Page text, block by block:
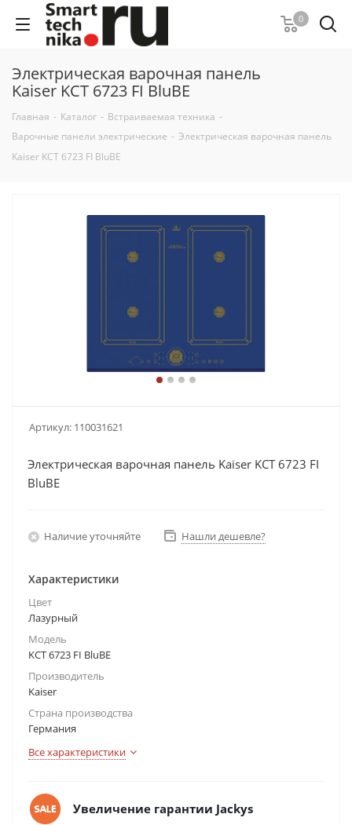
0
Электрическая варочная панель
Kaiser KCT 6723 FI BluBE
Главная - Каталог - Встраиваемая техника -
Варочные панели электрические - Электрическая варочная панель
Kaiser KCT 6723 FI BluBE
Артикул: 110031621
Электрическая варочная панель Kaiser KCT 6723 FI
BluBE
Наличие уточняйте Нашли дешевле?
Характеристики
Цвет
Лазурный
Модель
KCT 6723 FI BluBE
Производитель
Kaiser
Страна производства
Германия
Все характеристики
Увеличение гарантии Jackys